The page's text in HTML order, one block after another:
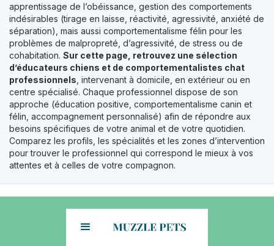
apprentissage de l’obéissance, gestion des comportements
indésirables (tirage en laisse, réactivité, agressivité, anxiété de
séparation), mais aussi comportementalisme félin pour les
problèmes de malpropreté, d’agressivité, de stress ou de
cohabitation. Sur cette page, retrouvez une sélection
d’éducateurs chiens et de comportementalistes chat
professionnels , intervenant à domicile, en extérieur ou en
centre spécialisé. Chaque professionnel dispose de son
approche (éducation positive, comportementalisme canin et
félin, accompagnement personnalisé) afin de répondre aux
besoins spécifiques de votre animal et de votre quotidien.
Comparez les profils, les spécialités et les zones d’intervention
pour trouver le professionnel qui correspond le mieux à vos
attentes et à celles de votre compagnon.